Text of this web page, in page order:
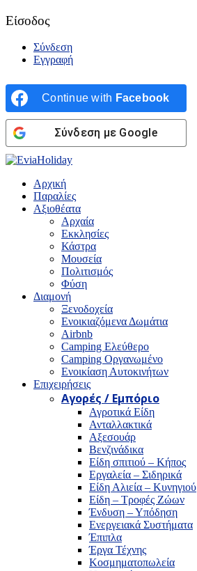
Είσοδος
Σύνδεση
Εγγραφή
Continue with Facebook
Σύνδεση με Google
Αρχική
Παραλίες
Αξιοθέατα
Αρχαία
Εκκλησίες
Κάστρα
Μουσεία
Πολιτισμός
Φύση
Διαμονή
Ξενοδοχεία
Ενοικιαζόμενα Δωμάτια
Airbnb
Camping Ελεύθερο
Camping Οργανωμένο
Ενοικίαση Αυτοκινήτων
Επιχειρήσεις
Αγορές / Εμπόριο
Αγροτικά Είδη
Ανταλλακτικά
Αξεσουάρ
Βενζινάδικα
Είδη σπιτιού – Κήπος
Εργαλεία – Σιδηρικά
Είδη Αλιεία – Κυνηγιού
Είδη – Τροφές Ζώων
Ένδυση – Υπόδηση
Ενεργειακά Συστήματα
Έπιπλα
Έργα Τέχνης
Κοσμηματοπωλεία